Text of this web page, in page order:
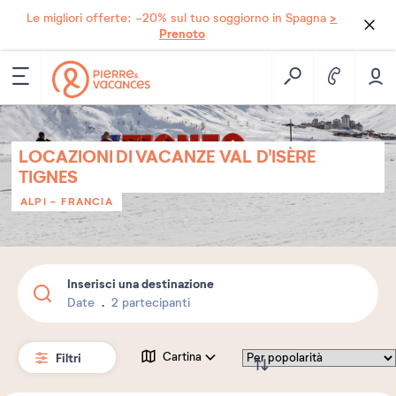
Le migliori offerte: -20% sul tuo soggiorno in Spagna >
Prenoto
LOCAZIONI DI VACANZE VAL D'ISÈRE
TIGNES
ALPI-FRANCIA
Inserisci una destinazione
Date 2 partecipanti
Filtri Cartina